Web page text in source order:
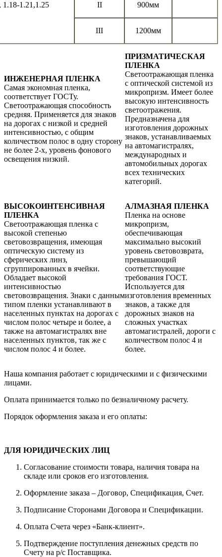
1.18-1.21,1.25 II 900мм
III 1200мм
ИНЖЕНЕРНАЯ ПЛЕНКА
Самая экономная пленка,
соответствует ГОСТу.
Светоотражающая способность
средняя. Применяется для знаков
на дорогах с низкой и средней
интенсивностью, с общим
количеством полос в одну сторону
не более 2-х, уровень фонового
освещения низкий.
ПРИЗМАТИЧЕСКАЯ
ПЛЕНКА
Светоотражающая пленка
с оптической системой из
микропризм. Имеет более
высокую интенсивность
светоотражения.
Предназначена для
изготовления дорожных
знаков, устанавливаемых
на автомагистралях,
международных и
автомобильных дорогах
всех технических
категорий.
ВЫСОКОИНТЕНСИВНАЯ
ПЛЕНКА
Светоотражающая пленка с
высокой степенью
световозвращения, имеющая
оптическую систему из
сферических линз,
сгруппированных в ячейки.
Обладает высокой
интенсивностью
световозвращения. Знаки с данным
типом пленки устанавливают в
населенных пунктах на дорогах с
числом полос четыре и более, а
также на автомагистралях вне
населенных пунктов, так же с
числом полос 4 и более.
АЛМАЗНАЯ ПЛЕНКА
Пленка на основе
микропризм,
обеспечивающая
максимально высокий
уровень световозврата,
превышающий
соответствующие
требования ГОСТ.
Используется для
изготовления временных
знаков, а также для
дорожных знаков на
сложных участках
автомагистралей, дороги с
количеством полос 4 и
более.
Наша компания работает с юридическими и с физическими
лицами.
Оплата принимается только по безналичному расчету.
Порядок оформления заказа и его оплаты:
ДЛЯ ЮРИДИЧЕСКИХ ЛИЦ
Согласование стоимости товара, наличия товара на
складе или сроков его изготовления.
Оформление заказа – Договор, Спецификация, Счет.
Подписание Сторонами Договора и Спецификации.
Оплата Счета через «Банк-клиент».
Подтверждение поступления денежных средств по
Счету на р/с Поставщика.